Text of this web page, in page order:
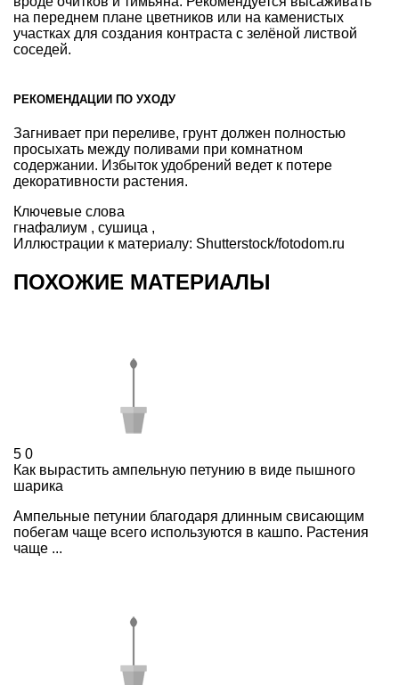
на переднем плане цветников или на каменистых
участках для создания контраста с зелёной листвой
соседей.
РЕКОМЕНДАЦИИ ПО УХОДУ
Загнивает при переливе, грунт должен полностью
просыхать между поливами при комнатном
содержании. Избыток удобрений ведет к потере
декоративности растения.
Ключевые слова
гнафалиум , сушица ,
Иллюстрации к материалу: Shutterstock/fotodom.ru
ПОХОЖИЕ МАТЕРИАЛЫ
5 0
Как вырастить ампельную петунию в виде пышного
шарика
Ампельные петунии благодаря длинным свисающим
побегам чаще всего используются в кашпо. Растения
чаще ...